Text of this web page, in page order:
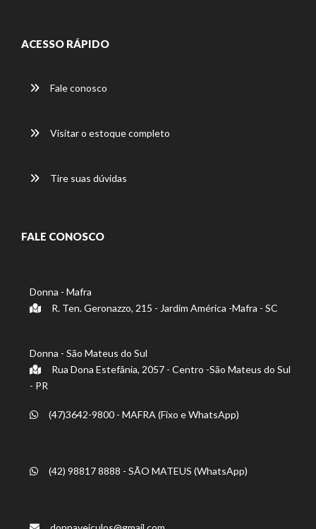
ACESSO RÁPIDO
Fale conosco
Visitar o estoque completo
Tire suas dúvidas
FALE CONOSCO
R. Ten. Geronazzo, 215 - Jardim América -Mafra - SC
Donna - Mafra
Rua Dona Estefânia, 2057 - Centro -São Mateus do Sul
- PR
Donna - São Mateus do Sul
(47)3642-9800 - MAFRA (Fixo e WhatsApp)
(42) 98817 8888 - SÃO MATEUS (WhatsApp)